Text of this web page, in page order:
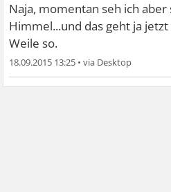
Naja, momentan seh ich aber
Himmel...und das geht ja
Weile so.
18.09.2015 13:25 •